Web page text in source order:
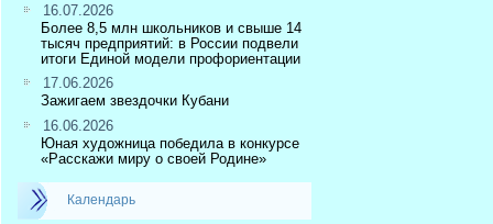
16.07.2026
Более 8,5 млн школьников и свыше 14
тысяч предприятий: в России подвели
итоги Единой модели профориентации
17.06.2026
Зажигаем звездочки Кубани
16.06.2026
Юная художница победила в конкурсе
«Расскажи миру о своей Родине»
Календарь